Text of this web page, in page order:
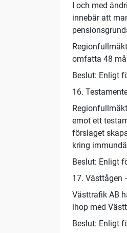
I och med
innebär att
omfatta 48
Beslut: Enligt
16.
emot ett
förslaget
kring
Beslut: Enligt
17. Västtågen
Västtrafik AB
ihop med
Beslut: Enligt